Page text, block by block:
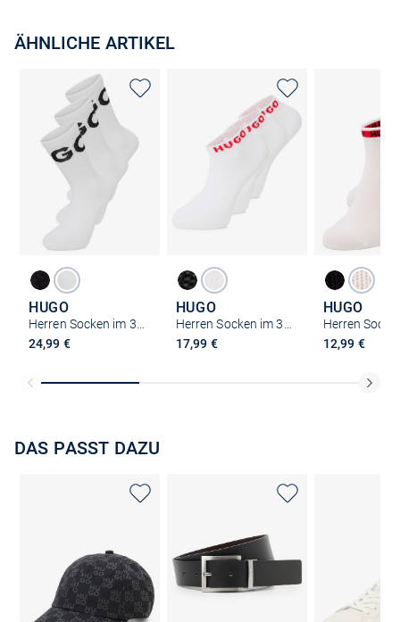
ÄHNLICHE ARTIKEL
HUGO
24,99 €
HUGO
17,99 €
HUGO
12,99 €
DAS PASST DAZU